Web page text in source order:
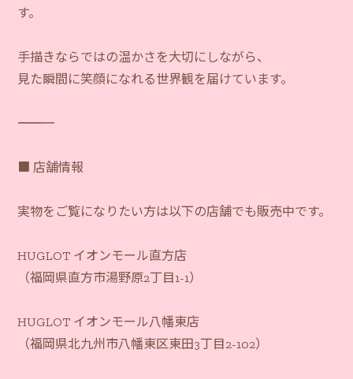
す。
手描きならではの温かさを大切にしながら、
見た瞬間に笑顔になれる世界観を届けています。
―――――――――――
■ 店舗情報
実物をご覧になりたい方は以下の店舗でも販売中です。
HUGLOT イオンモール直方店
（福岡県直方市湯野原2丁目1-1）
HUGLOT イオンモール八幡東店
（福岡県北九州市八幡東区東田3丁目2-102）